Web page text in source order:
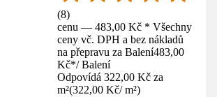
(8)
cenu — 483,00 Kč * Všechny
ceny vč. DPH a bez nákladů
na přepravu za Balení483,00
Kč*/ Balení
Odpovídá 322,00 Kč za
m²(322,00 Kč/ m²)